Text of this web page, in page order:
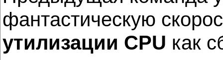
фантастическую
утилизации CPU как